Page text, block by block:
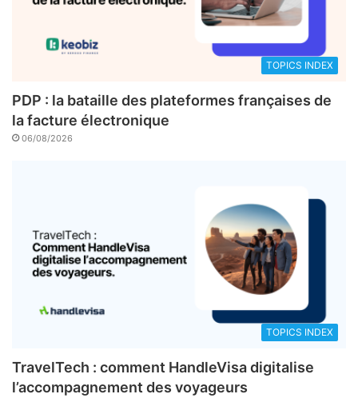
TOPICS INDEX
PDP : la bataille des plateformes françaises de
la facture électronique
06/08/2026
TOPICS INDEX
TravelTech : comment HandleVisa digitalise
l’accompagnement des voyageurs